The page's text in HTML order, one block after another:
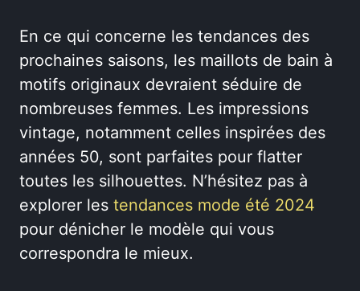
En ce qui concerne les tendances des
prochaines saisons, les maillots de bain à
motifs originaux devraient séduire de
nombreuses femmes. Les impressions
vintage, notamment celles inspirées des
années 50, sont parfaites pour flatter
toutes les silhouettes. N’hésitez pas à
explorer les tendances mode été 2024
pour dénicher le modèle qui vous
correspondra le mieux.